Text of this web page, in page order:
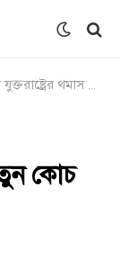
থমাস ডুলি
কোচ